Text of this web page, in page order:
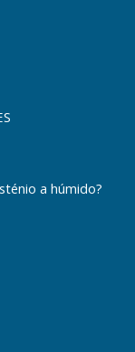
a húmido?